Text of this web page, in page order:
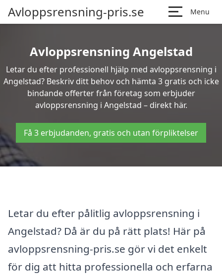
Avloppsrensning-pris.se Menu
Avloppsrensning Angelstad
Letar du efter professionell hjälp med avloppsrensning i
Angelstad? Beskriv ditt behov och hämta 3 gratis och icke
bindande offerter från företag som erbjuder
avloppsrensning i Angelstad – direkt här.
Få 3 erbjudanden, gratis och utan förpliktelser
Letar du efter pålitlig avloppsrensning i
Angelstad? Då är du på rätt plats! Här på
avloppsrensning-pris.se gör vi det enkelt
för dig att hitta professionella och erfarna